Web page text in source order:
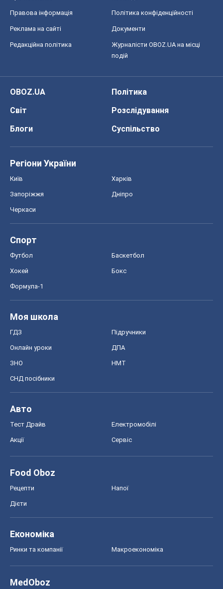
Правова інформація Політика конфіденційності
Реклама на сайті Документи
Редакційна політика
Журналісти OBOZ.UA на місці
подій
OBOZ.UA
Політика
Світ
Розслідування
Блоги
Суспільство
Регіони України
Київ Харків
Запоріжжя Дніпро
Черкаси
Спорт
Футбол Баскетбол
Хокей Бокс
Формула-1
Моя школа
ГДЗ Підручники
Онлайн уроки ДПА
ЗНО НМТ
СНД посібники
Авто
Тест Драйв Електромобілі
Акції Сервіс
Food Oboz
Рецепти Напої
Дієти
Економіка
Ринки та компанії Макроекономіка
MedOboz